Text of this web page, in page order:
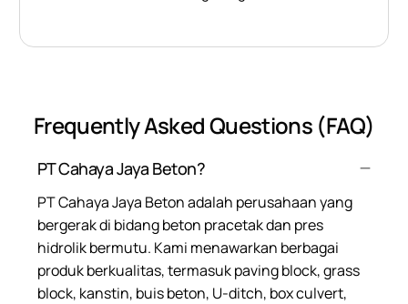
Frequently Asked Questions (FAQ)
PT Cahaya Jaya Beton?
PT Cahaya Jaya Beton adalah perusahaan yang
bergerak di bidang beton pracetak dan pres
hidrolik bermutu. Kami menawarkan berbagai
produk berkualitas, termasuk paving block, grass
block, kanstin, buis beton, U-ditch, box culvert,